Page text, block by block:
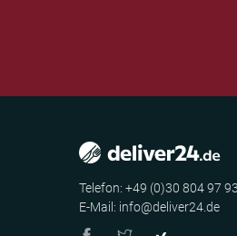
Telefon: +49 (0)30 804 97
E-Mail: info@deliver24.de